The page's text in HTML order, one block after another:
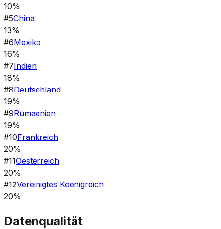
10%
#5China
13%
#6Mexiko
16%
#7Indien
18%
#8Deutschland
19%
#9Rumaenien
19%
#10Frankreich
20%
#11Oesterreich
20%
#12Vereinigtes Koenigreich
20%
Datenqualität